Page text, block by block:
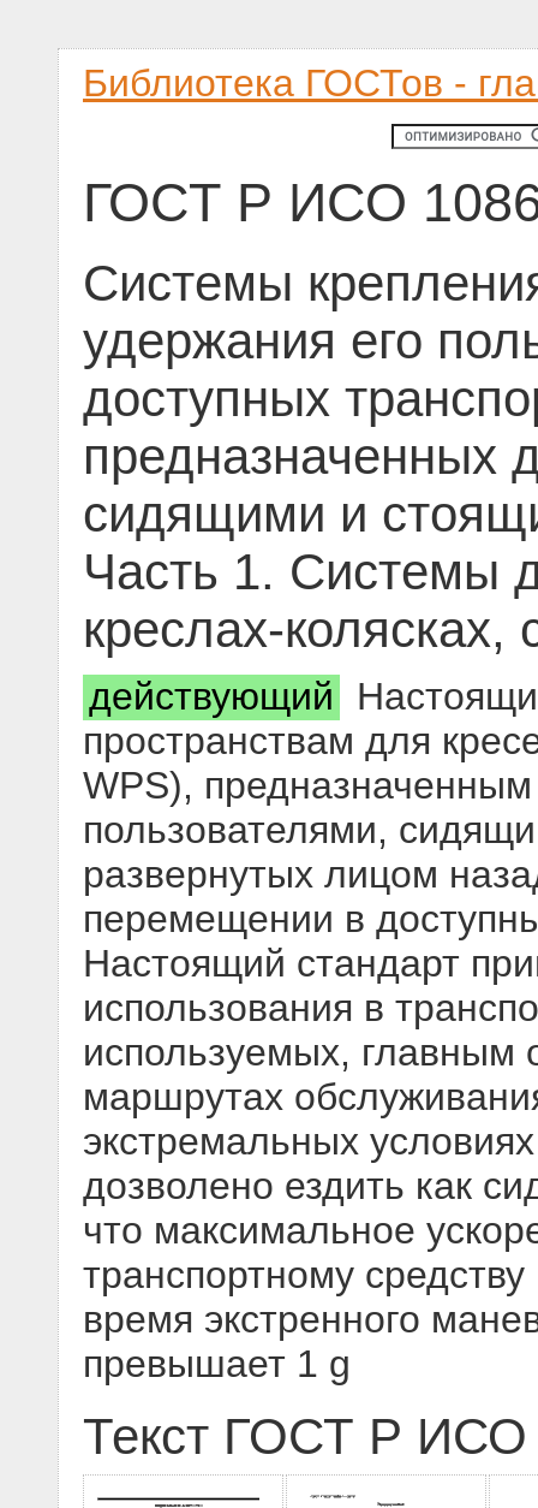
Библиотека ГОСТов -
ГОСТ Р ИСО
Системы
удержания его
доступных
предназначенных
сидящими и
Часть 1. Системы
креслах-
действующий
пространствам для
WPS),
пользователями,
развернутых лицом
перемещении в
Настоящий стандарт
использования в
используемых, главным
маршрутах
экстремальных
дозволено ездить как
что максимальное
транспортному
время экстренного
превышает 1 g
Текст ГОСТ Р ИСО